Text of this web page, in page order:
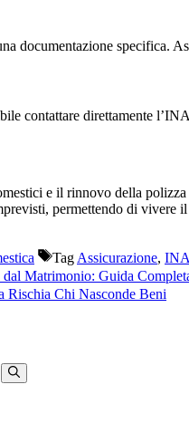
documentazione specifica.
contattare direttamente
e il rinnovo della
permettendo di vivere
Tag Assicurazione,
Matrimonio: Guida
Rischia Chi Nasconde Beni